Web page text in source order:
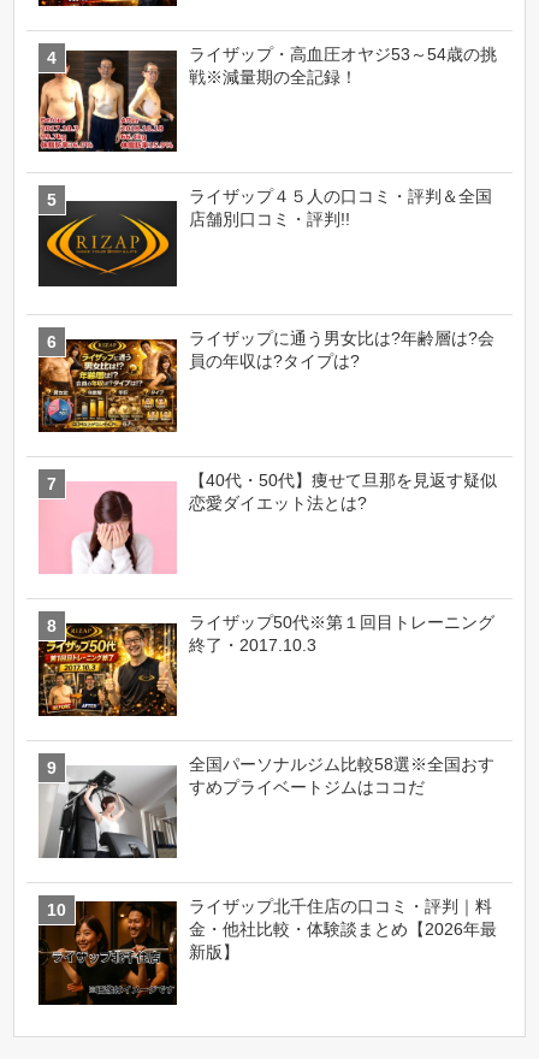
ライザップ・高血圧オヤジ53～54歳の挑
戦※減量期の全記録！
ライザップ４５人の口コミ・評判＆全国
店舗別口コミ・評判!!
ライザップに通う男女比は?年齢層は?会
員の年収は?タイプは?
【40代・50代】痩せて旦那を見返す疑似
恋愛ダイエット法とは?
ライザップ50代※第１回目トレーニング
終了・2017.10.3
全国パーソナルジム比較58選※全国おす
すめプライベートジムはココだ
ライザップ北千住店の口コミ・評判｜料
金・他社比較・体験談まとめ【2026年最
新版】